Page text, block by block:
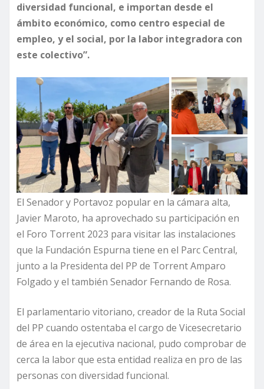
diversidad funcional, e importan desde el
ámbito económico, como centro especial de
empleo, y el social, por la labor integradora con
este colectivo”.
El Senador y Portavoz popular en la cámara alta,
Javier Maroto, ha aprovechado su participación en
el Foro Torrent 2023 para visitar las instalaciones
que la Fundación Espurna tiene en el Parc Central,
junto a la Presidenta del PP de Torrent Amparo
Folgado y el también Senador Fernando de Rosa.
El parlamentario vitoriano, creador de la Ruta Social
del PP cuando ostentaba el cargo de Vicesecretario
de área en la ejecutiva nacional, pudo comprobar de
cerca la labor que esta entidad realiza en pro de las
personas con diversidad funcional.